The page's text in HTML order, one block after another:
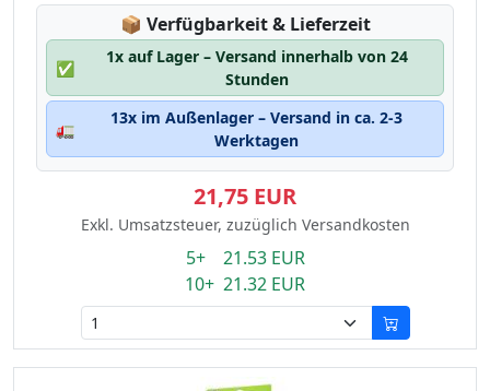
📦 Lagerstatus:
Verfügbarkeit & Lieferzeit
✅
1x auf Lager – Versand innerhalb von 24
Stunden
🚛
13x im Außenlager – Versand in ca. 2-3
Werktagen
21,75 EUR
Exkl. Umsatzsteuer, zuzüglich Versandkosten
5+ 21.53 EUR
10+ 21.32 EUR